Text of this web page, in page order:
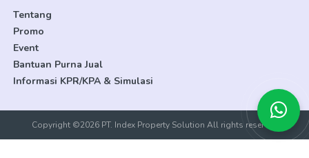
Tentang
Promo
Event
Bantuan Purna Jual
Informasi KPR/KPA & Simulasi
Copyright ©2026 PT. Index Property Solution All rights reserved